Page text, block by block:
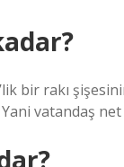
bir rakı
Yani vatandaş